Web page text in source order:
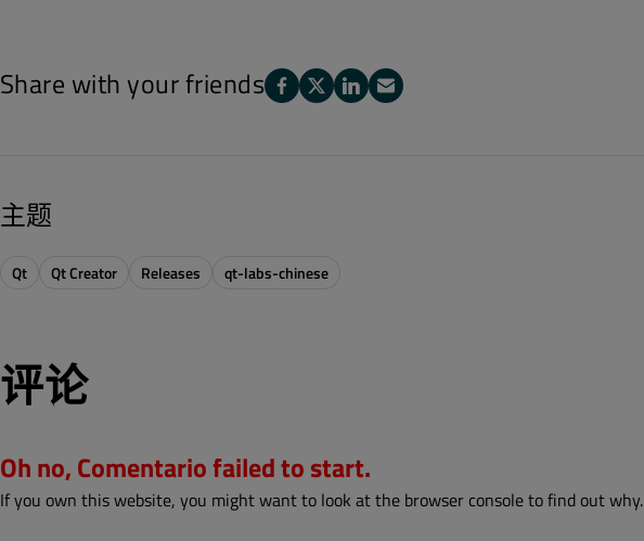
Share with your friends
主题
Qt Qt Creator Releases qt-labs-chinese
评论
Oh no, Comentario failed to start.
If you own this website, you might want to look at the browser console to find out why.